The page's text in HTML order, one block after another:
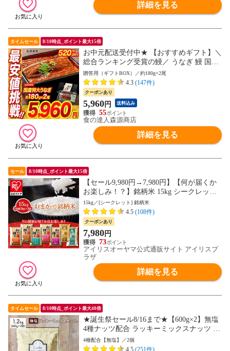
詳細を見る
タイムセール 8/10時点_ポイント最大15倍
お中元配送受付中★ 【おすすめギフト】＼
総合ランキング受賞の鰻／ うなぎ 鰻 国産
無投薬うなぎ 180g前後×2本 送料無料 山椒
鰻たれ付お取り寄せグルメ 食品 海鮮 土用
丑 【最安値挑戦！6480円→5960円セール】
贈答用（ギフトBOX）／約180g×2尾
4.3 (147件)
クーポンあり
5,960円 送料込み
55
食の達人森源商店
詳細を見る
セール 8/10時点_ポイント最大15倍
【セール9,980円→7,980円】【何が届くか
お楽しみ！？】銘柄米 15kg シークレット
国産 米 白米 精米 あきたこまち つや姫 ゆ
めぴりか こしひかり ひとめぼれ 低温製法
米 つや姫 低温製法米 ササニシキ おまかせ
脱酸素剤入り 低温製法米 アイリスオーヤ
マ 米 お米 [食品]
15kg／[シークレット] 銘柄米
4.5 (108件)
クーポンあり
7,980円
73
アイリスオーヤマ公式通販サイト アイリスプ
ラザ
詳細を見る
タイムセール 8/10時点_ポイント最大40倍
★誕生祭セール8/16まで★【600g×2】無塩
4種ナッツ配合 ラッキーミックスナッツ 送
料無料 おつまみ 製菓材料 業務用 大容量
ポスト投函 訳あり(簡易梱包) 88s
4種配合【無塩】／2個
4.5 (251件)